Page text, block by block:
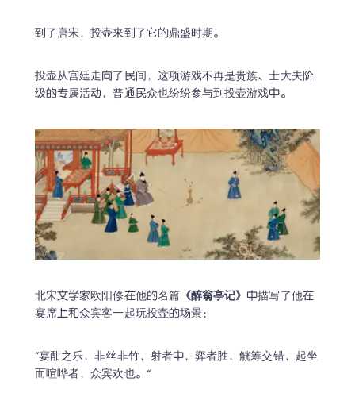
到了唐宋，投壶来到了它的鼎盛时期。
投壶从宫廷走向了民间，这项游戏不再是贵族、士大夫阶
级的专属活动，普通民众也纷纷参与到投壶游戏中。
北宋文学家欧阳修在他的名篇 《醉翁亭记》 中描写了他在
宴席上和众宾客一起玩投壶的场景：
“宴酣之乐，非丝非竹，射者中，弈者胜，觥筹交错，起坐
而喧哗者，众宾欢也。”